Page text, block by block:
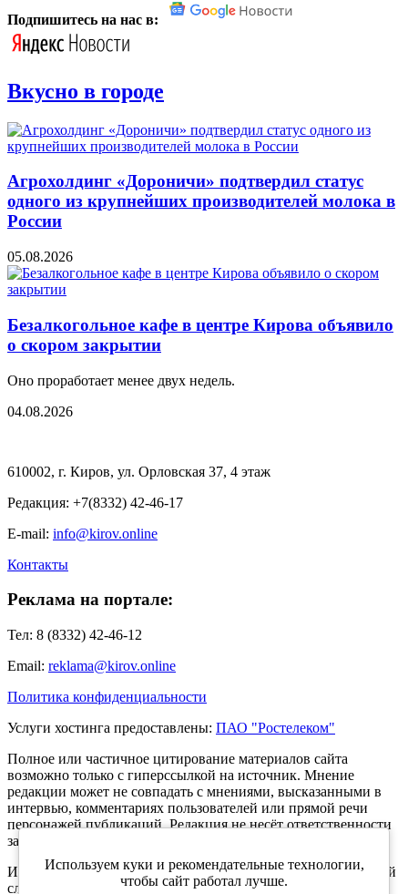
Подпишитесь на нас в:
Вкусно в городе
Агрохолдинг «Дороничи» подтвердил статус
одного из крупнейших производителей молока в
России
05.08.2026
Безалкогольное кафе в центре Кирова объявило
о скором закрытии
Оно проработает менее двух недель.
04.08.2026
610002, г. Киров, ул. Орловская 37, 4 этаж
Редакция: +7(8332) 42-46-17
E-mail: info@kirov.online
Контакты
Реклама на портале:
Тел: 8 (8332) 42-46-12
Email: reklama@kirov.online
Политика конфиденциальности
Услуги хостинга предоставлены: ПАО "Ростелеком"
Полное или частичное цитирование материалов сайта
возможно только с гиперссылкой на источник. Мнение
редакции может не совпадать с мнениями, высказанными в
интервью, комментариях пользователей или прямой речи
персонажей публикаций. Редакция не несёт ответственности
за текст комментариев читателей.
Интернет-портал Kirov.online зарегистрирован в Федеральной
службе по надзору в сфере связи, информационных
Используем куки и рекомендательные технологии,
чтобы сайт работал лучше.